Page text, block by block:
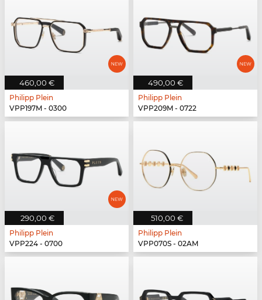
460,00 €
Philipp Plein
VPP197M - 0300
490,00 €
Philipp Plein
VPP209M - 0722
290,00 €
Philipp Plein
VPP224 - 0700
510,00 €
Philipp Plein
VPP070S - 02AM